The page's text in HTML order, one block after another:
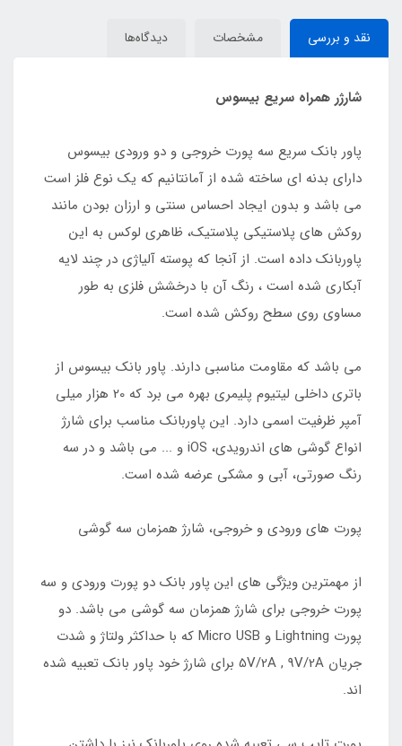
نقد و بررسی مشخصات دیدگاه‌ها
شارژر همراه سریع بیسوس
پاور بانک سریع سه پورت خروجی و دو ورودی بیسوس
دارای بدنه ای ساخته شده از آمانتانیم که یک نوع فلز است
می باشد و بدون ایجاد احساس سنتی و ارزان بودن مانند
روکش های پلاستیکی پلاستیک، ظاهری لوکس به این
پاوربانک داده است. از آنجا که پوسته آلیاژی در چند لایه
آبکاری شده است ، رنگ آن با درخشش فلزی به طور
مساوی روی سطح روکش شده است.
می باشد که مقاومت مناسبی دارند. پاور بانک بیسوس از
باتری داخلی لیتیوم پلیمری بهره می برد که 20 هزار میلی
آمپر ظرفیت اسمی دارد. این پاوربانک مناسب برای شارژ
انواع گوشی های اندرویدی، iOS و ... می باشد و در سه
رنگ صورتی، آبی و مشکی عرضه شده است.
پورت های ورودی و خروجی، شارژ همزمان سه گوشی
از مهمترین ویژگی های این پاور بانک دو پورت ورودی و سه
پورت خروجی برای شارژ همزمان سه گوشی می باشد. دو
پورت Lightning و Micro USB که با حداکثر ولتاژ و شدت
جریان 5V/2A , 9V/2A برای شارژ خود پاور بانک تعبیه شده
اند.